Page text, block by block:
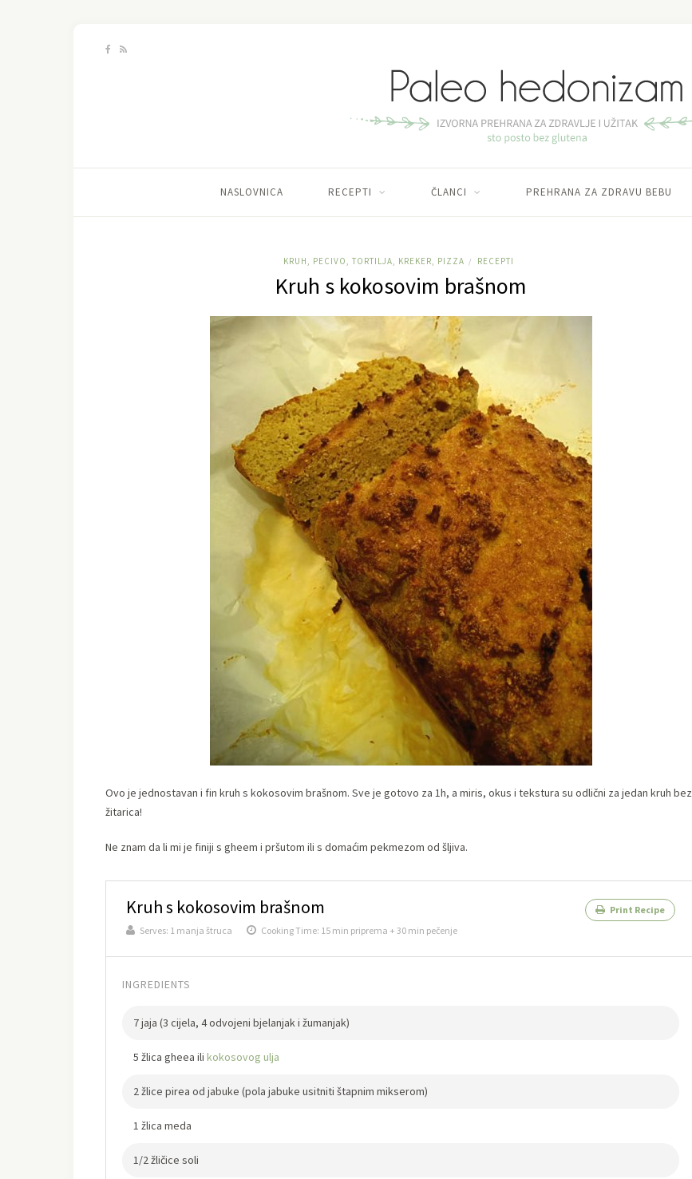
NASLOVNICA RECEPTI ČLANCI PREHRANA ZA ZDRAVU BEBU
KRUH, PECIVO, TORTILJA, KREKER, PIZZA / RECEPTI
Kruh s kokosovim brašnom
Ovo je jednostavan i fin kruh s kokosovim brašnom. Sve je gotovo za 1h, a miris, okus i tekstura su odlični za jedan kruh bez
žitarica!
Ne znam da li mi je finiji s gheem i pršutom ili s domaćim pekmezom od šljiva.
Kruh s kokosovim brašnom
Print Recipe
Serves: 1 manja štruca Cooking Time: 15 min priprema + 30 min pečenje
INGREDIENTS
7 jaja (3 cijela, 4 odvojeni bjelanjak i žumanjak)
5 žlica gheea ili kokosovog ulja
2 žlice pirea od jabuke (pola jabuke usitniti štapnim mikserom)
1 žlica meda
1/2 žličice soli